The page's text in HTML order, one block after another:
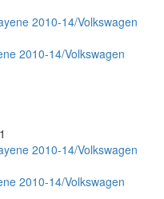
2010-14/Volkswagen
2010-14/Volkswagen